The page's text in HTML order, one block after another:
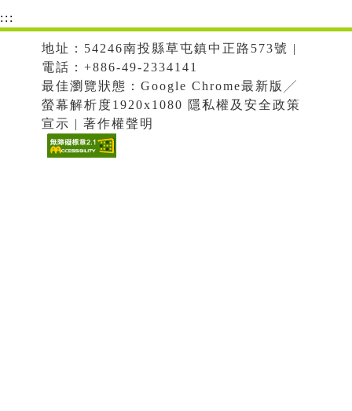
:::
地址：54246南投縣草屯鎮中正路573號 |
電話：+886-49-2334141
最佳瀏覽狀態：Google Chrome最新版╱
螢幕解析度1920x1080 隱私權及安全政策
宣示 | 著作權聲明